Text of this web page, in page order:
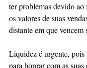
ter problemas devido ao
os valores de suas
distante em que vencem
Liquidez é urgente, pois
para honrar com as suas